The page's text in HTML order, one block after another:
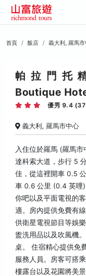
首頁 飯店 義大利, 羅馬
帕拉門托
Boutique
優秀 9.4
義大利, 羅馬市中心
入住位於羅馬 (羅馬
達科索大道，步行 5
佳，從這裡開車 0.5
車 0.6 公里 (0.4 英哩
你吧以及平面電視的
適。房內提供免費有
供衛星電視節目等娛
盥洗用品以及吹風機
桌。 住宿精心提供免
服務人員。房客可搭
樓露台以及花園將美